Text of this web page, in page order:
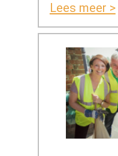
Lees meer >